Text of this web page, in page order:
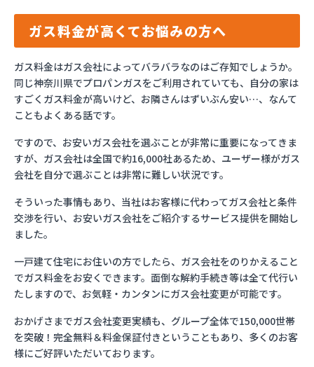
ガス料金が高くてお悩みの方へ
ガス料金はガス会社によってバラバラなのはご存知でしょうか。
同じ神奈川県でプロパンガスをご利用されていても、自分の家は
すごくガス料金が高いけど、お隣さんはずいぶん安い…、なんて
こともよくある話です。
ですので、お安いガス会社を選ぶことが非常に重要になってきま
すが、ガス会社は全国で約16,000社あるため、ユーザー様がガス
会社を自分で選ぶことは非常に難しい状況です。
そういった事情もあり、当社はお客様に代わってガス会社と条件
交渉を行い、お安いガス会社をご紹介するサービス提供を開始し
ました。
一戸建て住宅にお住いの方でしたら、ガス会社をのりかえること
でガス料金をお安くできます。面倒な解約手続き等は全て代行い
たしますので、お気軽・カンタンにガス会社変更が可能です。
おかげさまでガス会社変更実績も、グループ全体で150,000世帯
を突破！完全無料＆料金保証付きということもあり、多くのお客
様にご好評いただいております。